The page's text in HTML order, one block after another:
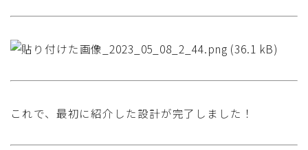
これで、最初に紹介した設計が完了しました！